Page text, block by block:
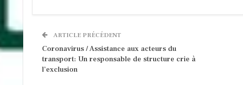
ARTICLE PRÉCÉDENT
Coronavirus / Assistance aux acteurs du
transport: Un responsable de structure crie à
l’exclusion